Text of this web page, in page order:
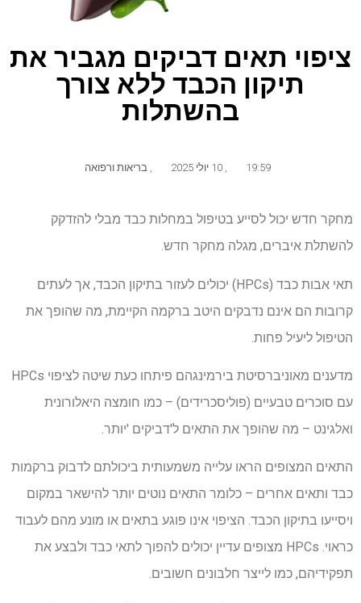
ציפוי תאים דביקים מגביר את
תיקון הכבד ללא צורך
בהשתלות
19:59 10 יולי 2025 בריאות ורפואה
מחקר חדש יכול לסייע בטיפול במחלות כבד מבלי להזדקק
להשתלת איברים, מגלה מחקר חדש.
תאי אבות כבד (HPCs) יכולים לעזור בתיקון הכבד, אך לעתים
קרובות הם אינם נדבקים היטב ברקמה הקיימת, מה שהופך את
הטיפול ליעיל פחות.
מדענים מאוניברסיטת בירמינגהם פיתחו כעת שיטה לציפוי HPCs
עם סוכרים טבעיים (פוליסכרידים) – כמו חומצה היאלורונית
ואלגינט – מה שהופך את התאים ל'דביקים 'יותר.
התאים המצופים הראו עלייה משמעותית ביכולתם לדבוק ברקמות
כבד ותאים אחרים – כלומר התאים נוטים יותר להישאר במקום
ויסייעו בתיקון הכבד. הציפוי אינו פוגע בתאים או מונע מהם לעבוד
כראוי. HPCs מצופים עדיין יכולים להפוך לתאי כבד ולבצע את
תפקידיהם, כמו לייצר חלבונים חשובים.